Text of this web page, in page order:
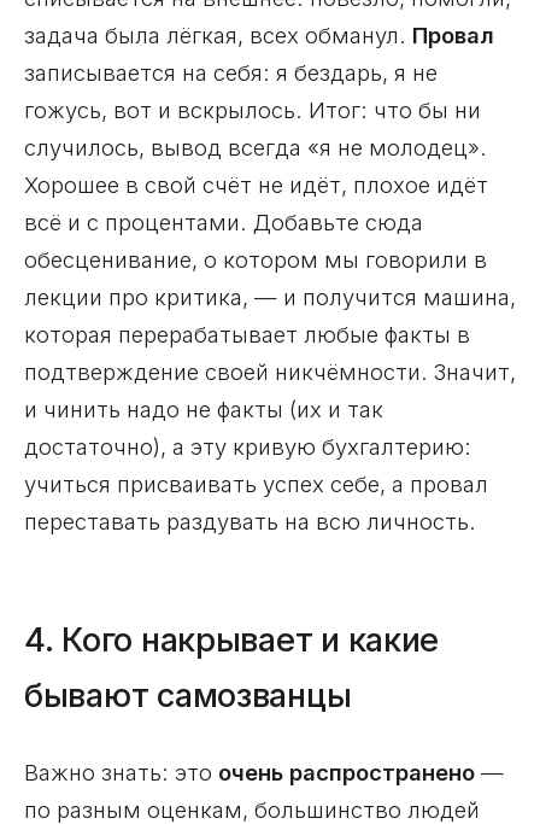
задача была лёгкая, всех обманул. Провал
записывается на себя: я бездарь, я не
гожусь, вот и вскрылось. Итог: что бы ни
случилось, вывод всегда «я не молодец».
Хорошее в свой счёт не идёт, плохое идёт
всё и с процентами. Добавьте сюда
обесценивание, о котором мы говорили в
лекции про критика, — и получится машина,
которая перерабатывает любые факты в
подтверждение своей никчёмности. Значит,
и чинить надо не факты (их и так
достаточно), а эту кривую бухгалтерию:
учиться присваивать успех себе, а провал
переставать раздувать на всю личность.
4. Кого накрывает и какие
бывают самозванцы
Важно знать: это очень распространено —
по разным оценкам, большинство людей